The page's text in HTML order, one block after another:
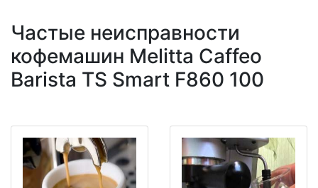
Частые неисправности
кофемашин Melitta Caffeo
Barista TS Smart F860 100